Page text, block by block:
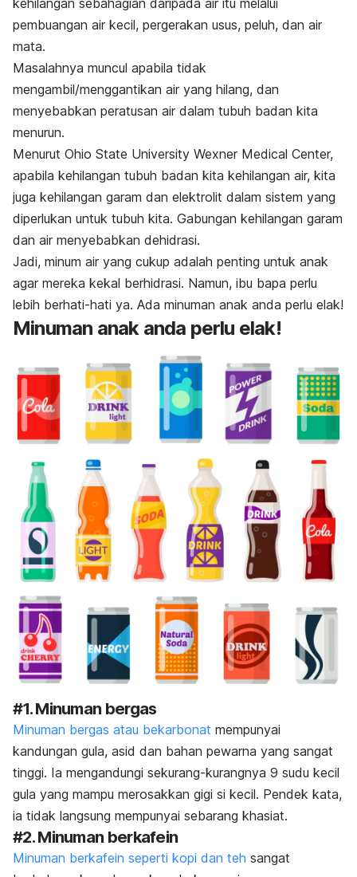
kehilangan sebahagian daripada air itu melalui
pembuangan air kecil, pergerakan usus, peluh, dan air
mata.
Masalahnya muncul apabila tidak
mengambil/menggantikan air yang hilang, dan
menyebabkan peratusan air dalam tubuh badan kita
menurun.
Menurut Ohio State University Wexner Medical Center,
apabila kehilangan tubuh badan kita kehilangan air, kita
juga kehilangan garam dan elektrolit dalam sistem yang
diperlukan untuk tubuh kita. Gabungan kehilangan garam
dan air menyebabkan dehidrasi.
Jadi, minum air yang cukup adalah penting untuk anak
agar mereka kekal berhidrasi. Namun, ibu bapa perlu
lebih berhati-hati ya. Ada minuman anak anda perlu elak!
Minuman anak anda perlu elak!
#1. Minuman bergas
Minuman bergas atau bekarbonat mempunyai
kandungan gula, asid dan bahan pewarna yang sangat
tinggi. Ia mengandungi sekurang-kurangnya 9 sudu kecil
gula yang mampu merosakkan gigi si kecil. Pendek kata,
ia tidak langsung mempunyai sebarang khasiat.
#2. Minuman berkafein
Minuman berkafein seperti kopi dan teh sangat